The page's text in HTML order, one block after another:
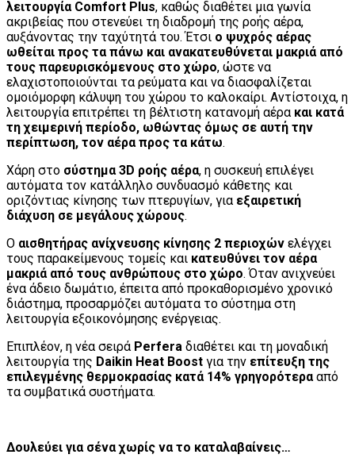
λειτουργία Comfort Plus, καθώς διαθέτει μια γωνία
ακριβείας που στενεύει τη διαδρομή της ροής αέρα,
αυξάνοντας την ταχύτητά του. Έτσι ο ψυχρός αέρας
ωθείται προς τα πάνω και ανακατευθύνεται μακριά από
τους παρευρισκόμενους στο χώρο, ώστε να
ελαχιστοποιούνται τα ρεύματα και να διασφαλίζεται
ομοιόμορφη κάλυψη του χώρου το καλοκαίρι. Αντίστοιχα, η
λειτουργία επιτρέπει τη βέλτιστη κατανομή αέρα και κατά
τη χειμερινή περίοδο, ωθώντας όμως σε αυτή την
περίπτωση, τον αέρα προς τα κάτω.
Χάρη στο σύστημα 3D ροής αέρα, η συσκευή επιλέγει
αυτόματα τον κατάλληλο συνδυασμό κάθετης και
οριζόντιας κίνησης των πτερυγίων, για εξαιρετική
διάχυση σε μεγάλους χώρους.
Ο αισθητήρας ανίχνευσης κίνησης 2 περιοχών ελέγχει
τους παρακείμενους τομείς και κατευθύνει τον αέρα
μακριά από τους ανθρώπους στο χώρο. Όταν ανιχνεύει
ένα άδειο δωμάτιο, έπειτα από προκαθορισμένο χρονικό
διάστημα, προσαρμόζει αυτόματα το σύστημα στη
λειτουργία εξοικονόμησης ενέργειας.
Επιπλέον, η νέα σειρά Perfera διαθέτει και τη μοναδική
λειτουργία της Daikin Heat Boost για την επίτευξη της
επιλεγμένης θερμοκρασίας κατά 14% γρηγορότερααπό
τα συμβατικά συστήματα.
Δουλεύει για σένα χωρίς να το καταλαβαίνεις…